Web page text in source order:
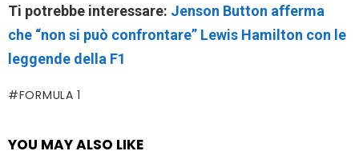
Ti potrebbe interessare: Jenson Button afferma
che “non si può confrontare” Lewis Hamilton con le
leggende della F1
FORMULA 1
YOU MAY ALSO LIKE